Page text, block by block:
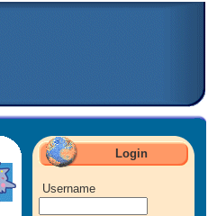
Login
Username